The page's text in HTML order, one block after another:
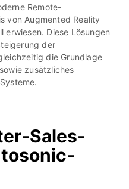
Remote-
von Augmented Reality
erwiesen. Diese Lösungen
der
die Grundlage
zusätzliches
.
Sales-